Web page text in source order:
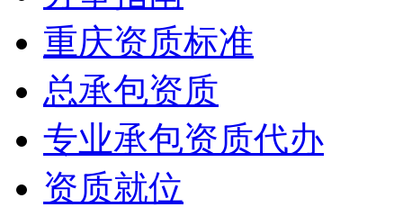
重庆资质标准
总承包资质
专业承包资质代办
资质就位